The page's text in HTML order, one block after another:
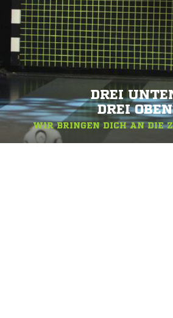
DREI
DREI
WIR BRINGEN DICH AN DIE